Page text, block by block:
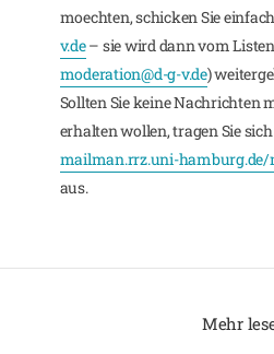
moechten, schicken Sie
v.de– sie wird dann vom
moderation@d-g-v.de)
Sollten Sie keine Nachrichten
erhalten wollen, tragen Sie
mailman.rrz.uni-
aus.
Mehr